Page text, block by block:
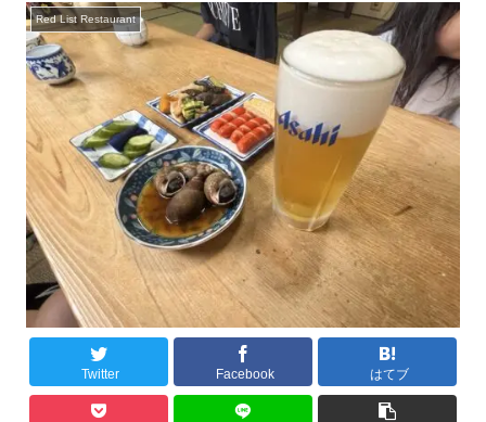
Red List Restaurant
Twitter Facebook はてブ